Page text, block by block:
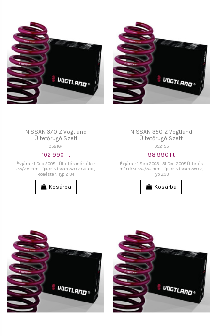
NISSAN 370 Z Vogtland
Ültetőrugó Szett
952164
102 990 Ft
Évjárat: 1 Dec 2008 - Ültetés mértéke:
25/25 mm Típus: Nissan 370 Z Coupe,
Roadster, Typ Z 34
Kosárba
NISSAN 350 Z Vogtland
Ültetőrugó Szett
952155
98 990 Ft
Évjárat: 1 Sep 2003 - 31 Dec 2008 Ültetés
mértéke: 30/30 mm Típus: Nissan 350 Z,
Typ Z33
Kosárba